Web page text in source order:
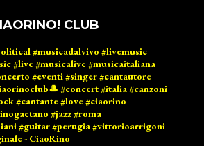
CLUB
#musicadalvivo #livemusic
#live#musicalive#musicaitaliana
#eventi#singer#cantautore
#concert#italia#canzoni
#cantante#love#ciaorino
#jazz#roma
#guitar#perugia#vittorioarrigoni
- CiaoRino